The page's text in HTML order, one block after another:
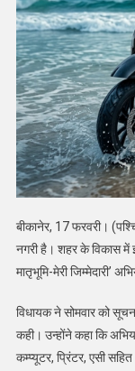
बीकानेर, 17 फरवरी।
नगरी है। शहर के विकास में
मातृभूमि-मेरी जिम्मेदारी’
विधायक ने सोमवार को
कही। उन्होंने कहा कि
कम्प्यूटर, प्रिंटर, एसी